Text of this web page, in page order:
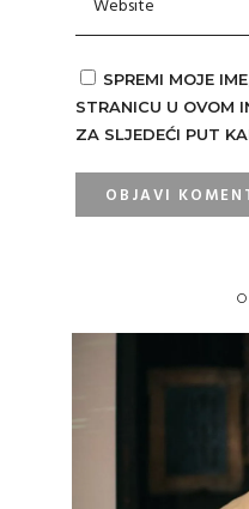
SPREMI MOJE
STRANICU U OVOM
ZA SLJEDEĆI PUT